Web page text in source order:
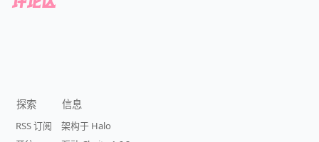
探索
RSS 订阅
信息
架构于 Halo